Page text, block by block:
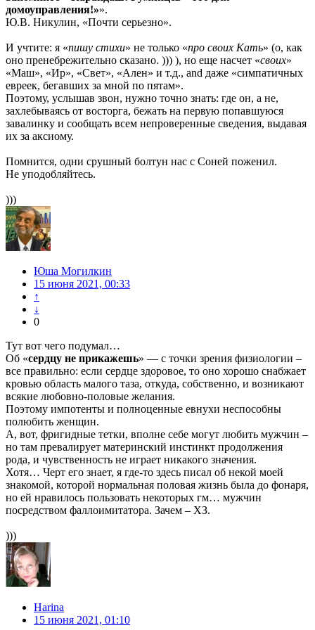
домоуправления!»».
Ю.В. Никулин, «Почти серьезно».
И учтите: я «пишу стихи» не только «про своих Кать» (о, как
оно пренебрежительно сказано. ))) ), но еще насчет «своих»
«Маш», «Ир», «Свет», «Ален» и т.д., and даже «симпатичных
евреек, бегавших за мной по пятам».
Поэтому, услышав звон, нужно точно знать: где он, а не,
захлебываясь от восторга, бежать на первую попавшуюся
завалинку и сообщать всем непроверенные сведения, выдавая
их за аксиому.
Помнится, одни срушный болтун нас с Соней поженил.
Не уподобляйтесь.
)))
Юша Могилкин
15 июня 2021, 00:33
↑
↓
0
Тут вот чего подумал…
Об «сердцу не прикажешь» — с точки зрения физиологии –
все правильно: если сердце здоровое, то оно хорошо снабжает
кровью область малого таза, откуда, собственно, и возникают
всякие любовно-половые желания.
Поэтому импотенты и полноценные евнухи неспособны
полюбить женщин.
А, вот, фригидные тетки, вполне себе могут любить мужчин –
но там превалирует материнский инстинкт продолжения
рода, и чувственность не играет никакого значения.
Хотя… Черт его знает, я где-то здесь писал об некой моей
знакомой, которой нормальная половая жизнь была до фонаря,
но ей нравилось пользовать некоторых гм… мужчин
посредством фаллоимитатора. Зачем – ХЗ.
)))
Harina
15 июня 2021, 01:10